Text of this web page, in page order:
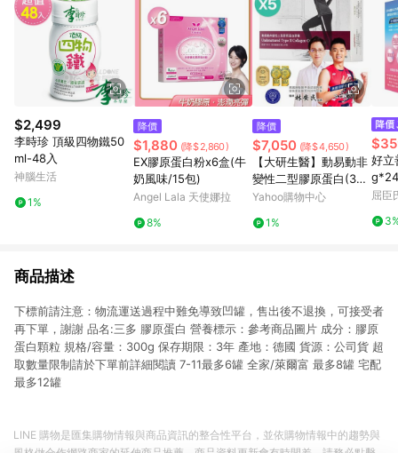
$2,499
李時珍 頂級四物鐵50
ml-48入
神腦生活
1%
降價
$1,880 (降$2,860)
EX膠原蛋白粉x6盒(牛
奶風味/15包)
Angel Lala 天使娜拉
8%
降價
$7,050 (降$4,650)
【大研生醫】動易動非
變性二型膠原蛋白(30
粒)x5
Yahoo購物中心
1%
好立
屈臣
商品描述
下標前請注意：物流運送過程中難免導致凹罐，售出後不退換，可接受者
再下單，謝謝 品名:三多 膠原蛋白 營養標示：參考商品圖片 成分：膠原
蛋白顆粒 規格/容量：300g 保存期限：3年 產地：德國 貨源：公司貨 超
取數量限制請於下單前詳細閱讀 7-11最多6罐 全家/萊爾富 最多8罐 宅配
最多12罐
LINE 購物是匯集購物情報與商品資訊的整合性平台，並依購物情報中的趨勢與